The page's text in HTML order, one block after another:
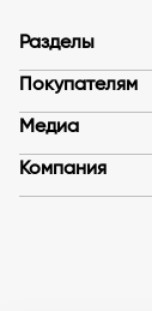
Разделы
Покупателям
Медиа
Компания